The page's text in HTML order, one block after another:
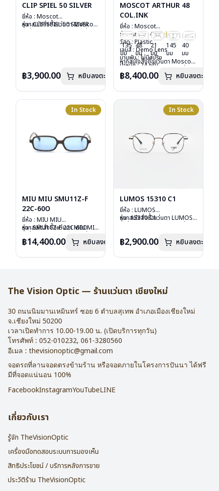
CLIP SPIEL 50 SILVER
ยี่ห้อ : Moscot
รุ่น : CLIP SPIEL 50 SILVER
การรับประกัน : 1 ปี
หากสนใจสั่งชื้อแว่นตา Moscot
฿3,900.00 หยิบลงตะกร้า
MOSCOT ARTHUR 48
COL.INK
ยี่ห้อ : Moscot
รุ่น : Arthur 48Col.ink
วัสดุ : Plastic
เลนส์ : Demo Lens
บานพับ : ไม่มีสปริง
น้ำหนัก : 24 กรัม
อุปกรณ์ : กล่องแว่น, กล่อง
กระดาษ, ผ้าเช็ดแว่น
การรับประกัน : 1 ปี
135
มม
48
มม
21
มม
145
มม
40
มม
หากสนใจสั่งชื้อแว่นตา Moscot
ลงไว้กรุณาติดต่อเราคลิก
฿8,400.00 หยิบลงตะกร้า
In Stock
MIU MIU SMU11Z-F
22C-60O
ยี่ห้อ : MIU MIU
รุ่น : SMU11Z-F 22C-60O
เลนส์ : กันแดดสีฟ้า
น้ำหนัก : 24 กรัม
หากสนใจสั่งชื้อแว่นตา MIU MIU
ลงไว้กรุณาติดต่อเรา
คลิก
฿14,400.00 หยิบลงตะกร้า
In Stock
LUMOS 15310 C1
ยี่ห้อ : LUMOS
รุ่น : 15310 C1
บานพับ : ไม่มีสปริง
อุปกรณ์ : กล่องแว่น , ผ้าเช็ดแว่น
หากสนใจสั่งชื้อแว่นตา LUMOS
฿2,900.00 หยิบลงตะกร้า
The Vision Optic — ร้านแว่นตา เชียงใหม่
30 ถนนนิมมานเหมินทร์ ซอย 6 ตำบลสุเทพ อำเภอเมืองเชียงใหม่
จ.เชียงใหม่ 50200
เวลาเปิดทำการ 10.00-19.00 น. (เปิดบริการทุกวัน)
โทรศัพท์ : 052-010232, 061-3280560
อีเมล : thevisionoptic@gmail.com
จอดรถที่ลานจอดตรงข้ามร้าน หรือจอดภายในโครงการปันนา ได้ฟรี
มีที่จอดแน่นอน 100%
FacebookInstagramYouTubeLINE
เกี่ยวกับเรา
รู้จัก TheVisionOptic
เครื่องมือทดสอบระบบการมองเห็น
สิทธิประโยชน์ / บริการหลังการขาย
ประวัติร้าน TheVisionOptic